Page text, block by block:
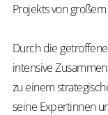
Projekts von
Durch die
intensive
zu einem
seine Expertinnen